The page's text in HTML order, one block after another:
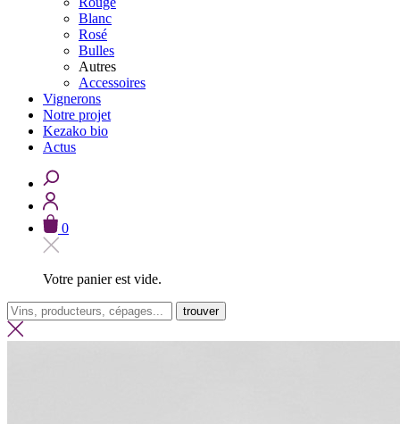
Blanc
Rosé
Bulles
Autres
Accessoires
Vignerons
Notre projet
Kezako bio
Actus
0
Votre panier est vide.
trouver